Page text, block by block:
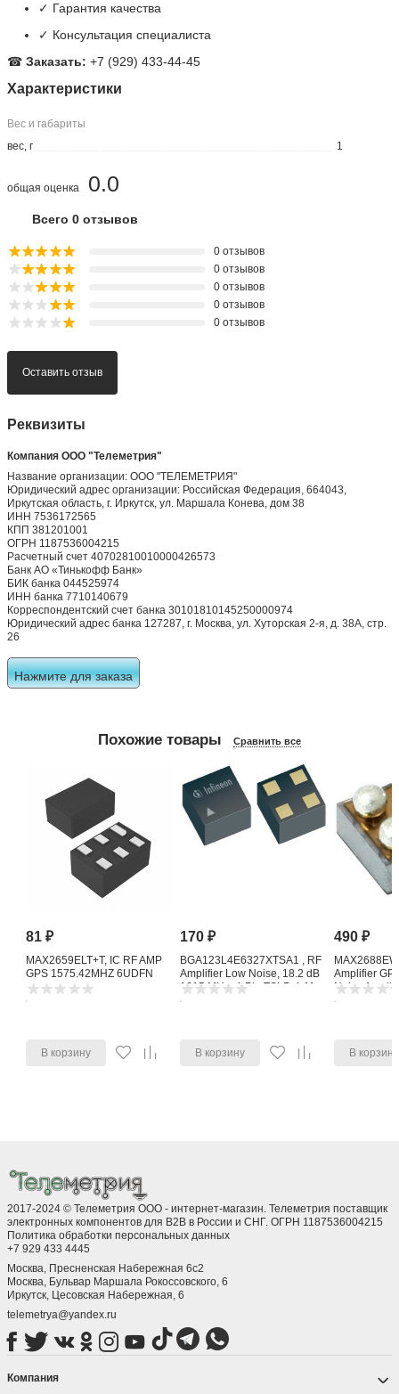
✓ Гарантия качества
✓ Консультация специалиста
☎Заказать: +7 (929) 433-44-45
Характеристики
Вес и габариты
вес, г
1
0.0
общая оценка
Всего 0 отзывов
0 отзывов
0 отзывов
0 отзывов
0 отзывов
0 отзывов
Оставить отзыв
Реквизиты
Компания ООО "Телеметрия"
Название организации: ООО "ТЕЛЕМЕТРИЯ"
Юридический адрес организации: Российская Федерация, 664043,
Иркутская область, г. Иркутск, ул. Маршала Конева, дом 38
ИНН 7536172565
КПП 381201001
ОГРН 1187536004215
Расчетный счет 40702810010000426573
Банк АО «Тинькофф Банк»
БИК банка 044525974
ИНН банка 7710140679
Корреспондентский счет банка 30101810145250000974
Юридический адрес банка 127287, г. Москва, ул. Хуторская 2-я, д. 38А, стр.
26
Нажмите для заказа
Похожие товары Сравнить все
81₽
MAX2659ELT+T, IC RF AMP
GPS 1575.42MHZ 6UDFN
В корзину
170₽
BGA123L4E6327XTSA1 , RF
Amplifier Low Noise, 18.2 dB
1615 MHz, 4-Pin TSLP-4-11
В корзину
490₽
Amplifier
Noise
В корзину
2017-2024 © Телеметрия ООО - интернет-магазин. Телеметрия поставщик
электронных компонентов для B2B в России и СНГ. ОГРН 1187536004215
Политика обработки персональных данных
+7 929 433 4445
Москва, Пресненская Набережная 6с2
Москва, ​Бульвар Маршала Рокоссовского, 6
Иркутск, ​Цесовская Набережная, 6
telemetrya@yandex.ru
Компания